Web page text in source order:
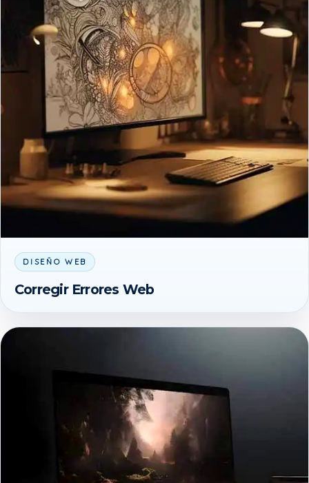
DISEÑO WEB
Corregir Errores Web